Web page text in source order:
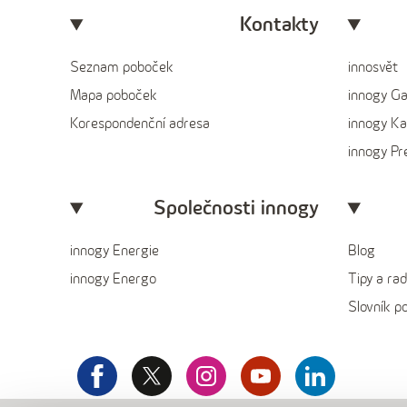
Kontakty
Seznam poboček
Mapa poboček
Korespondenční adresa
innosvět
innogy
innogy
innogy
Společnosti innogy
innogy Energie
innogy Energo
Blog
Tipy a
Slovník
facebook
x
innogy
instagramyoutubeLinkedin